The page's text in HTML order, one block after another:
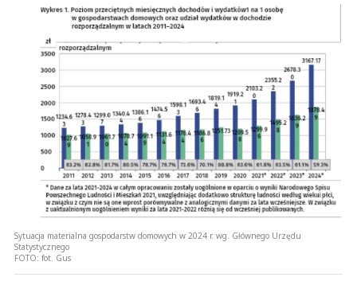
Sytuacja materialna gospodarstw domowych w 2024 r. wg. Głównego Urzędu
Statystycznego
FOTO: fot. Gus